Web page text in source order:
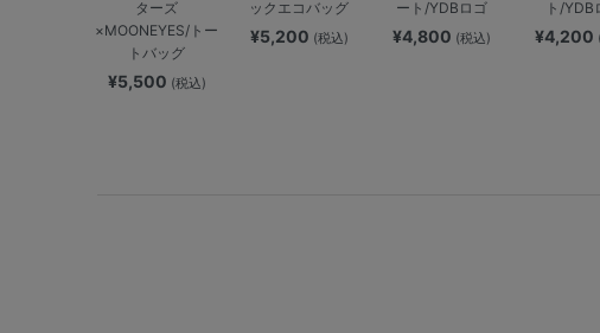
ターズ
×MOONEYES/トー
トバッグ
¥5,500 (税込)
ックエコバッグ
¥5,200 (税込)
ート/YDBロゴ
¥4,800 (税込)
ト/YDB
¥4,200